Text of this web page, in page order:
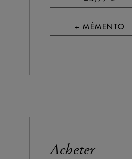
+ MÉMENTO
Acheter